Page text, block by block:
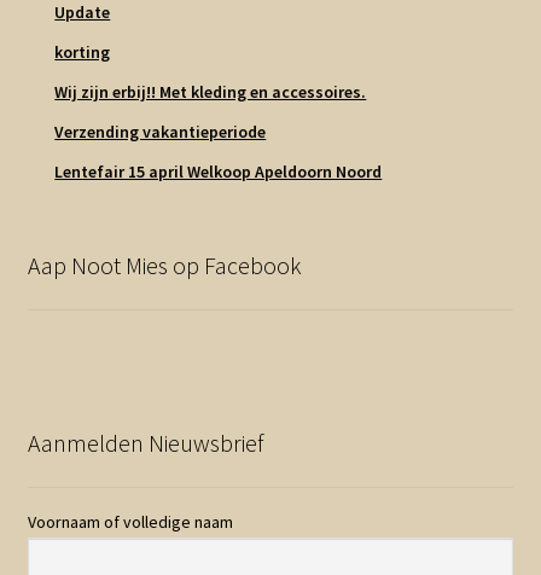
Update
korting
Wij zijn erbij!! Met kleding en accessoires.
Verzending vakantieperiode
Lentefair 15 april Welkoop Apeldoorn Noord
Aap Noot Mies op Facebook
Aanmelden Nieuwsbrief
Voornaam of volledige naam